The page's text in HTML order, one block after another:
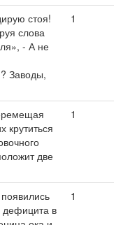
стоя!
слова
- А не
Заводы,
1
крутиться
две
1
дефицита в
1